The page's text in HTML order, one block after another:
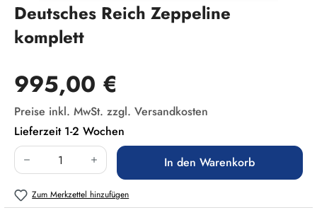
Deutsches Reich Zeppeline
komplett
Regulärer Preis:
995,00 €
Preise inkl. MwSt. zzgl. Versandkosten
Lieferzeit 1-2 Wochen
Produkt Anzahl: Gib den gewünschten Wert
In den Warenkorb
Zum Merkzettel hinzufügen